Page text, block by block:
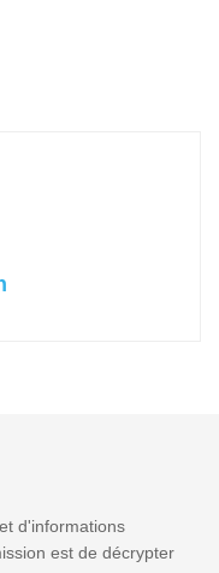
d'informations
est de décrypter